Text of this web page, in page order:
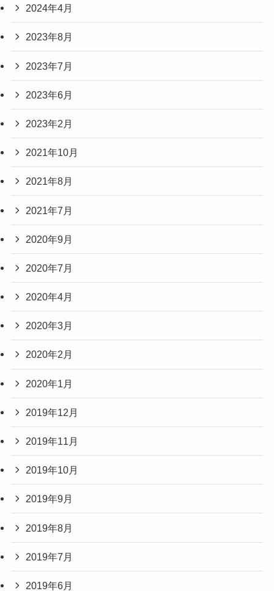
2024年4月
2023年8月
2023年7月
2023年6月
2023年2月
2021年10月
2021年8月
2021年7月
2020年9月
2020年7月
2020年4月
2020年3月
2020年2月
2020年1月
2019年12月
2019年11月
2019年10月
2019年9月
2019年8月
2019年7月
2019年6月